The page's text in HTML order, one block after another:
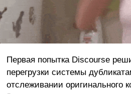
Первая попытка Discourse
перегрузки системы
отслеживании оригинального